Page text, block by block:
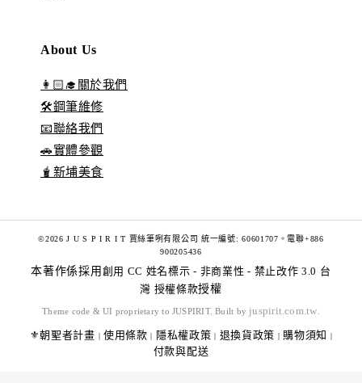
About Us
👩🏻‍🎓關於我們
🛠️鋼筆維修
📧聯絡我們
🚗實體參觀
🧋新埔美食
©2026 J U S P I R I T 賈絲筆咧有限公司 統一編號: 60601707。電聯+886
900205436
本著作係採用 創用 CC 姓名標示 - 非商業性 - 禁止改作 3.0 台
灣 授權條款授權
Theme code & UI proprietary to JUSPIRIT. Built by juspirit.com.tw
⚜️朝聖者計畫 | 使用條款 | 隱私權政策 | 退換貨政策 | 購物須知 |
付款與配送